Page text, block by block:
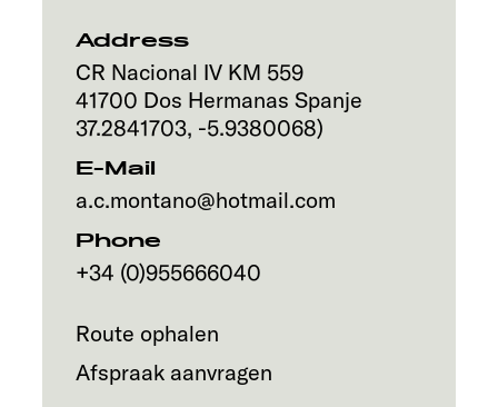
Address
CR Nacional IV KM 559
41700 Dos Hermanas Spanje
37.2841703, -5.9380068)
E-Mail
a.c.montano@hotmail.com
Phone
+34 (0)955666040
Route ophalen
Afspraak aanvragen